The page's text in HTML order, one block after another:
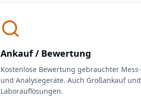
Ankauf / Bewertung
Kostenlose Bewertung gebrauchter Mess-
und Analysegeräte. Auch Großankauf und
Laborauflösungen.